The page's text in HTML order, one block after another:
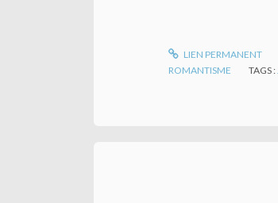
LIEN PERMANENT
ROMANTISME
TAGS :